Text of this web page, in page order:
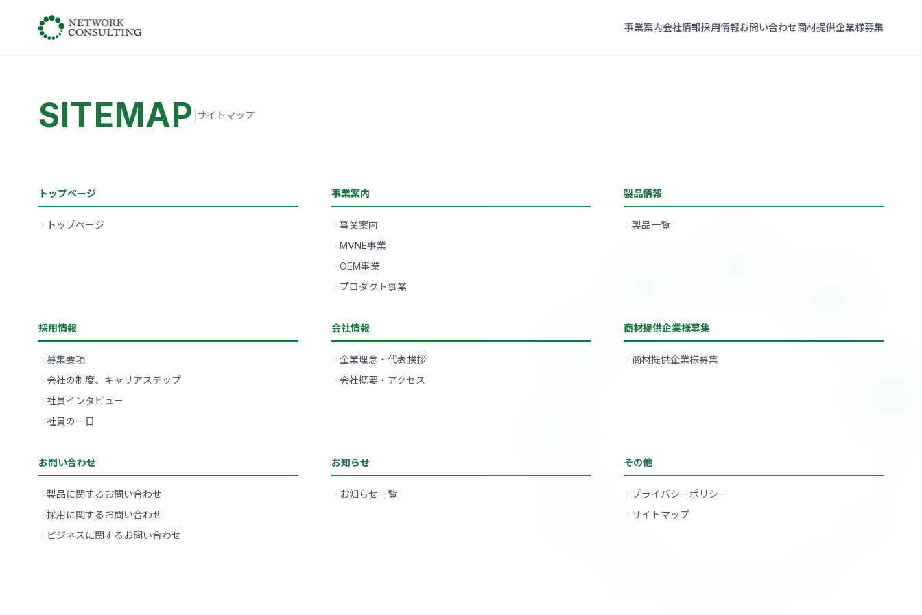
事業案内会社情報採用情報お問い合わせ商材提供企業様募集
SITEMAP サイトマップ
トップページ
トップページ
事業案内
事業案内
MVNE事業
OEM事業
プロダクト事業
製品情報
製品一覧
採用情報
募集要項
会社の制度、キャリアステップ
社員インタビュー
社員の一日
会社情報
企業理念・代表挨拶
会社概要・アクセス
商材提供企業様募集
商材提供企業様募集
お問い合わせ
製品に関するお問い合わせ
採用に関するお問い合わせ
ビジネスに関するお問い合わせ
お知らせ
お知らせ一覧
その他
プライバシーポリシー
サイトマップ